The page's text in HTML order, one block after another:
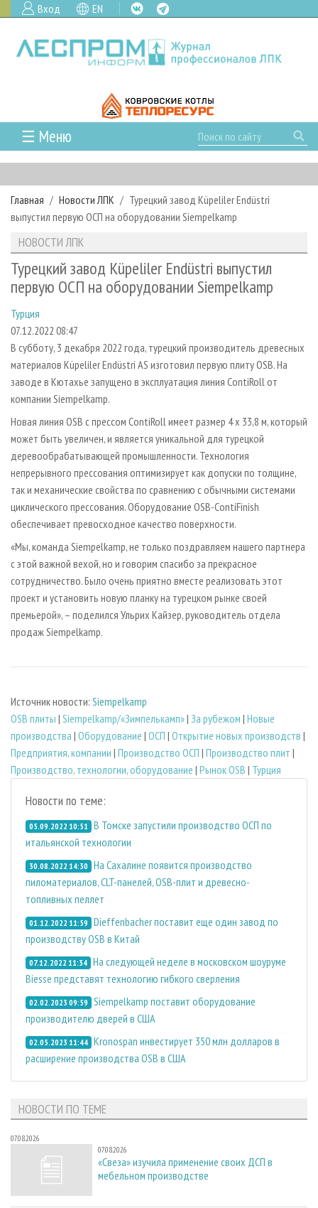
Вход EN
☰ Меню
ГЛАВНАЯ
РУБРИКИ И ТЕМЫ
РУБРИКИ ЖУРНАЛА
ЛЕСОЗАГОТОВКА
ЛЕСОПИЛЕНИЕ
СУШКА ДРЕВЕСИНЫ
ПРОИЗВОДСТВО ДРЕВЕСНЫХ ПЛИТ
ДЕРЕВЯННОЕ ДОМОСТРОЕНИЕ
ПРОИЗВОДСТВО МЕБЕЛИ
БИОЭНЕРГЕТИКА
ЦБП
ИНСТРУМЕНТ И МАТЕРИАЛЫ
НОВОСТИ
НОВОСТИ ЛПК
НОВОСТИ ЖУРНАЛА
ПРОЕКТЫ ЛПИ
АНАЛИТИКА
ПРЕДПРИЯТИЯ ЛПК
ПЕРСОНЫ
МОБИЛЬНЫЕ ВЫСТАВКИ
ОФИЦИАЛЬНЫЕ ДЕЛЕГАЦИИ
ПРИОРИТЕТНЫЕ ИНВЕСТПРОЕКТЫ
RUSSIAN FORESTRY REVIEW
ГАЗЕТА ЛЕСПРОМФОРУМ
БИБЛИОТЕКА СПЕЦИАЛИСТА
АРХИВ ЖУРНАЛОВ
О ЖУРНАЛЕ
КОНТАКТЫ
РЕКЛАМОДАТЕЛЯМ
РЕКЛАМА
РЕКЛАМА НА САЙТЕ
Главная Новости ЛПК
Турецкий завод Küpeliler Endüstri
выпустил первую ОСП на оборудовании Siempelkamp
НОВОСТИ ЛПК
Турецкий завод Küpeliler Endüstri выпустил
первую ОСП на оборудовании Siempelkamp
Турция
07.12.2022 08:47
В субботу, 3 декабря 2022 года, турецкий производитель древесных
материалов Küpeliler Endüstri AS изготовил первую плиту OSB. На
заводе в Кютахье запущено в эксплуатация линия ContiRoll от
компании Siempelkamp.
Новая линия OSB с прессом ContiRoll имеет размер 4 x 33,8 м, который
может быть увеличен, и является уникальной для турецкой
деревообрабатывающей промышленности. Технология
непрерывного прессования оптимизирует как допуски по толщине,
так и механические свойства по сравнению с обычными системами
циклического прессования. Оборудование OSB-ContiFinish
обеспечивает превосходное качество поверхности.
«Мы, команда Siempelkamp, не только поздравляем нашего партнера
с этой важной вехой, но и говорим спасибо за прекрасное
сотрудничество. Было очень приятно вместе реализовать этот
проект и установить новую планку на турецком рынке своей
премьерой», – поделился Ульрих Кайзер, руководитель отдела
продаж Siempelkamp.
Источник новости: Siempelkamp
OSB плиты | Siempelkamp/«Зимпелькамп»| За рубежом | Новые
производства | Оборудование | ОСП | Открытие новых производств |
Предприятия, компании | Производство ОСП | Производство плит |
Производство, технологии, оборудование | Рынок OSB | Турция
Новости по теме:
05.09.2022 10:51 В Томске запустили производство ОСП по
итальянской технологии
30.08.2022 14:30 На Сахалине появится производство
пиломатериалов, CLT-панелей, OSB-плит и древесно-
топливных пеллет
01.12.2022 11:59 Dieffenbacher поставит еще один завод по
производству OSB в Китай
07.12.2022 11:34 На следующей неделе в московском шоуруме
Biesse представят технологию гибкого сверления
02.02.2023 09:59 Siempelkamp поставит оборудование
производителю дверей в США
02.05.2023 11:44 Kronospan инвестирует 350 млн долларов в
расширение производства OSB в США
НОВОСТИ ПО ТЕМЕ
07.08.2026
07.08.2026
«Свеза» изучила применение своих ДСП в
мебельном производстве